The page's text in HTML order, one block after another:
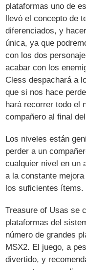
plataformas uno de
llevó el concepto de
diferenciados, y
única, ya que
con los dos
acabar con los
Cless despachará a
que si nos hace
hará recorrer todo el
compañero al final
Los niveles están
perder a un
cualquier nivel en un
a la constante
los suficientes ítems.
Treasure of Usas se
plataformas del
número de grandes
MSX2. El juego, a
divertido, y